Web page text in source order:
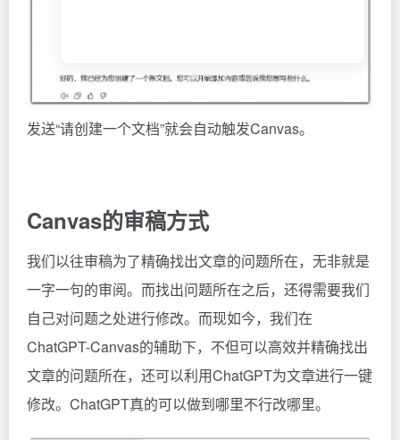
发送“请创建一个文档”就会自动触发Canvas。
Canvas的审稿方式
我们以往审稿为了精确找出文章的问题所在，无非就是
一字一句的审阅。而找出问题所在之后，还得需要我们
自己对问题之处进行修改。而现如今，我们在
ChatGPT-Canvas的辅助下，不但可以高效并精确找出
文章的问题所在，还可以利用ChatGPT为文章进行一键
修改。ChatGPT真的可以做到哪里不行改哪里。